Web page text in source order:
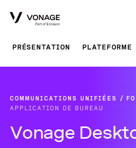
PRÉSENTATION PLATEFORME
COMMUNICATIONS UNIFIÉES
APPLICATION DE BUREAU
Vonage